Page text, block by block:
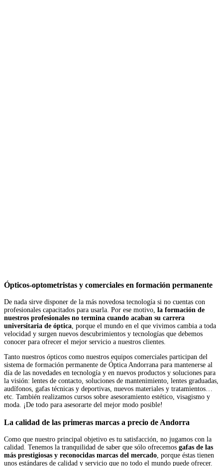
Ópticos-optometristas y comerciales en formación permanente
De nada sirve disponer de la más novedosa tecnología si no cuentas con
profesionales capacitados para usarla. Por ese motivo, la formación de
nuestros profesionales no termina cuando acaban su carrera
universitaria de óptica, porque el mundo en el que vivimos cambia a toda
velocidad y surgen nuevos descubrimientos y tecnologías que debemos
conocer para ofrecer el mejor servicio a nuestros clientes.
Tanto nuestros ópticos como nuestros equipos comerciales participan del
sistema de formación permanente de Óptica Andorrana para mantenerse al
día de las novedades en tecnología y en nuevos productos y soluciones para
la visión: lentes de contacto, soluciones de mantenimiento, lentes graduadas,
audífonos, gafas técnicas y deportivas, nuevos materiales y tratamientos…
etc. También realizamos cursos sobre asesoramiento estético, visagismo y
moda. ¡De todo para asesorarte del mejor modo posible!
La calidad de las primeras marcas a precio de Andorra
Como que nuestro principal objetivo es tu satisfacción, no jugamos con la
calidad. Tenemos la tranquilidad de saber que sólo ofrecemos gafas de las
más prestigiosas y reconocidas marcas del mercado , porque éstas tienen
unos estándares de calidad y servicio que no todo el mundo puede ofrecer.